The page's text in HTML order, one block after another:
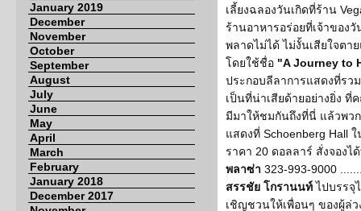
January 2019
December
November
October
September
August
July
June
May
April
March
February
January 2018
December 2017
เลี้ยงฉลองวันเกิดที่ร้าน
ร้านอาหารอร่อยที่เจ้าของ
พลาดไม่ได้ ไม่งั้นเสียใจตา
โดยใช้ชื่อ "A Journey to
ประกอบลีลาการแสดงที่รว
เป็นที่น่าเสียด้ายอย่างยิ่ง
มีมาให้ชมกันถึงที่นี่ แล้วพว
แสดงที่ Schoenberg Hall
ราคา 20 ดอลลาร์ สั่งจองไ
พลาซ่า 323-993-9000
สรรชัย โกรานนท์ไปบรรจุ
เชิญชวนให้เพื่อนๆ ของผู้ล่